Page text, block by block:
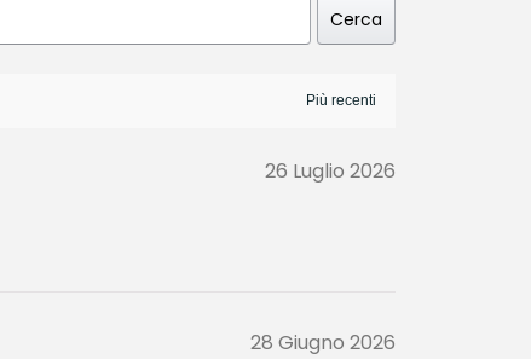
Cerca
26 Luglio 2026
28 Giugno 2026